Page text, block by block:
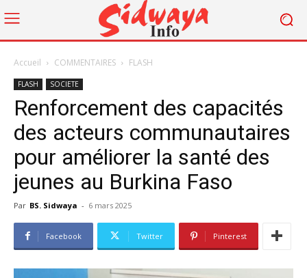
Accueil COMMENTAIRES FLASH
FLASH SOCIETE
Renforcement des capacités
des acteurs communautaires
pour améliorer la santé des
jeunes au Burkina Faso
Par BS. Sidwaya - 6 mars 2025
Facebook Twitter Pinterest